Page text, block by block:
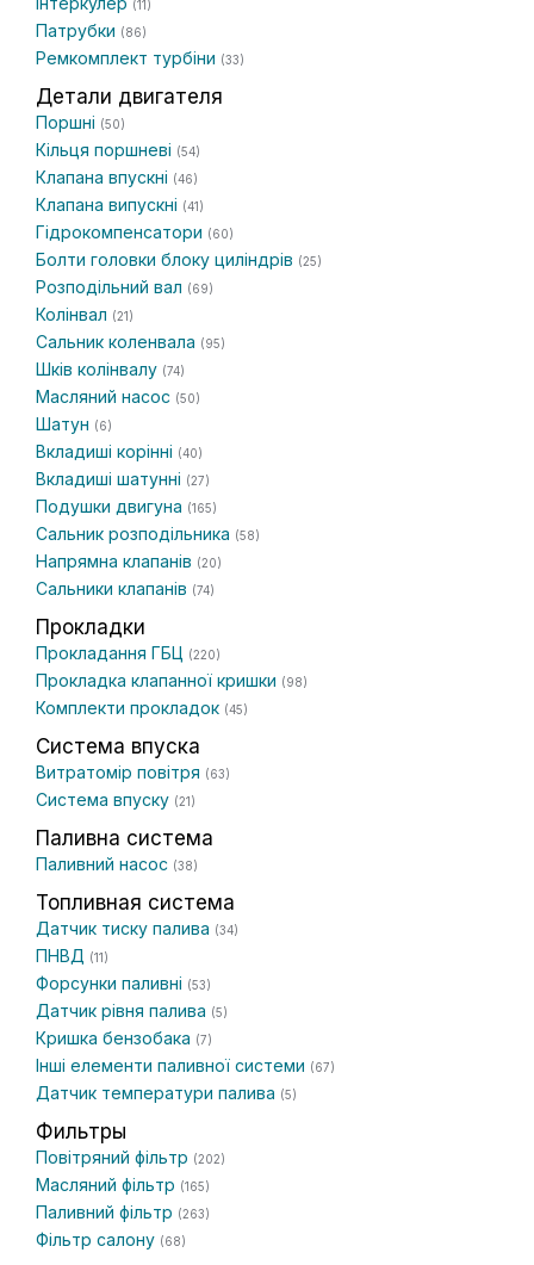
(11)
Патрубки (86)
Ремкомплект турбіни (33)
Детали двигателя
Поршні (50)
Кільця поршневі (54)
Клапана впускні (46)
Клапана випускні (41)
Гідрокомпенсатори (60)
Болти головки блоку циліндрів (25)
Розподільний вал (69)
Колінвал (21)
Сальник коленвала (95)
Шків колінвалу (74)
Масляний насос (50)
Шатун (6)
Вкладиші корінні (40)
Вкладиші шатунні (27)
Подушки двигуна (165)
Сальник розподільника (58)
Напрямна клапанів (20)
Сальники клапанів (74)
Прокладки
Прокладання ГБЦ (220)
Прокладка клапанної кришки (98)
Комплекти прокладок (45)
Система впуска
Витратомір повітря (63)
Система впуску (21)
Паливна система
Паливний насос (38)
Топливная система
Датчик тиску палива (34)
ПНВД (11)
Форсунки паливні (53)
Датчик рівня палива (5)
Кришка бензобака (7)
Інші елементи паливної системи (67)
Датчик температури палива (5)
Фильтры
Повітряний фільтр (202)
Масляний фільтр (165)
Паливний фільтр (263)
Фільтр салону (68)